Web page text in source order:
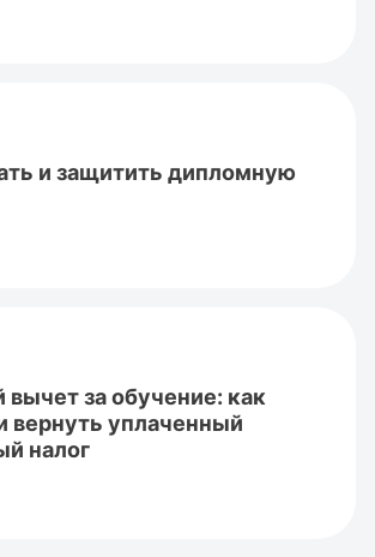
и защитить дипломную
вычет за обучение: как
вернуть уплаченный
налог